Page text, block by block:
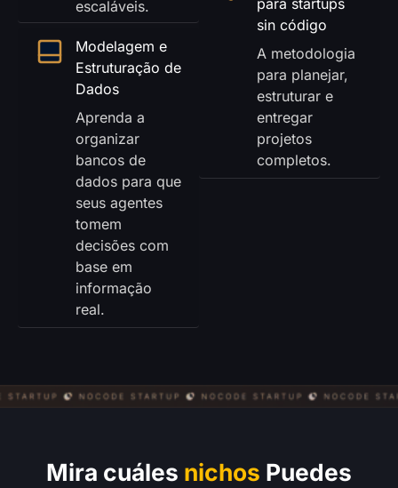
escaláveis.
Modelagem e
Estruturação de
Dados
Aprenda a
organizar
bancos de
dados para que
seus agentes
tomem
decisões com
base em
informação
real.
sin código
A metodologia
para planejar,
estruturar e
entregar
projetos
completos.
Mira cuáles nichos Puedes